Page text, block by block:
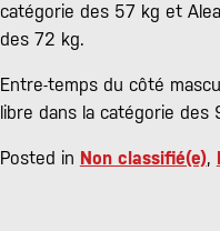
catégorie des 57 kg et
des 72 kg.
Entre-temps du côté
libre dans la catégorie des
Posted in Non classifié(e),